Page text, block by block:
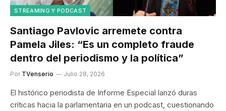
STREAMING Y PODCAST
Santiago Pavlovic arremete contra
Pamela Jiles: “Es un completo fraude
dentro del periodismo y la política”
Por TVenserio Julio 28, 2026
El histórico periodista de Informe Especial lanzó duras
críticas hacia la parlamentaria en un podcast, cuestionando